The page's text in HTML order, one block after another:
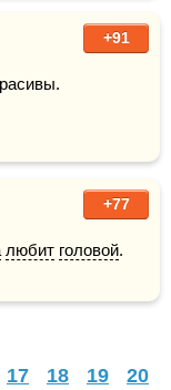
+91
+77
любит головой.
17 18 19
20